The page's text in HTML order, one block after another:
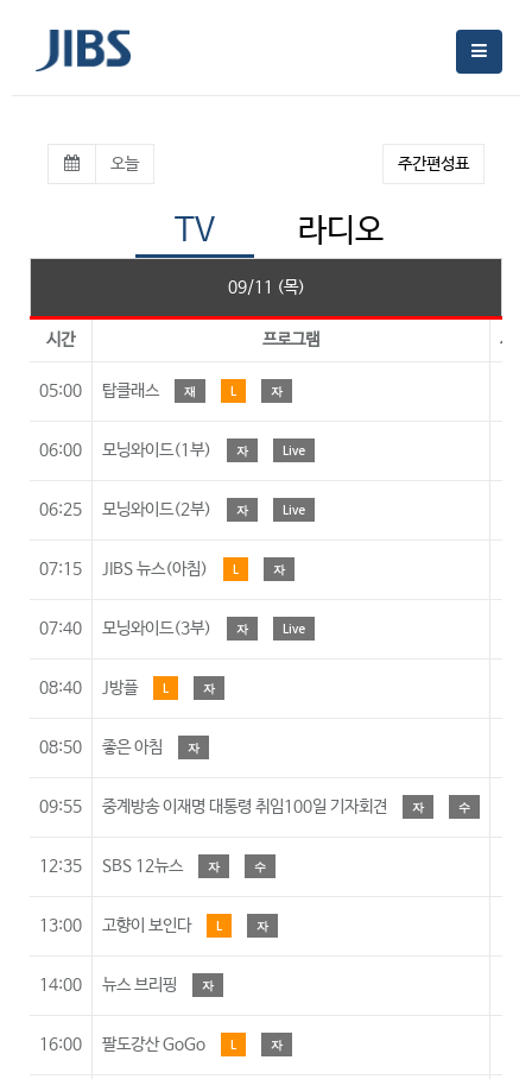
오늘
TV 라디오
주간편성표
09/11 (목)
시간 프로그램 시청
05:00 탑클래스 재 L 자
06:00 모닝와이드(1부) 자 Live
06:25 모닝와이드(2부) 자 Live
07:15 JIBS 뉴스(아침) L 자
07:40 모닝와이드(3부) 자 Live
08:40 J방플 L 자
08:50 좋은 아침 자
09:55 중계방송 이재명 대통령 취임100일 기자회견 자 수
12:35 SBS 12뉴스 자 수
13:00 고향이 보인다 L 자
14:00 뉴스 브리핑 자
16:00 팔도강산 GoGo L 자